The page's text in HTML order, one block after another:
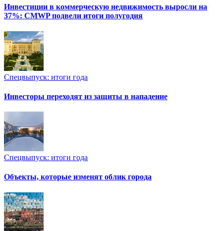
Инвестиции в коммерческую недвижимость выросли на
37%: CMWP подвели итоги полугодия
Спецвыпуск: итоги года
Инвесторы переходят из защиты в нападение
Спецвыпуск: итоги года
Объекты, которые изменят облик города